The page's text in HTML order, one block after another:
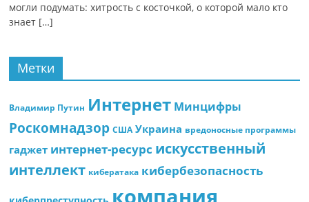
могли подумать: хитрость с косточкой, о которой мало кто
знает […]
Метки
Владимир Путин Интернет Минцифры
Роскомнадзор США Украина вредоносные программы
гаджет интернет-ресурс искусственный
интеллект кибератака кибербезопасность
компания